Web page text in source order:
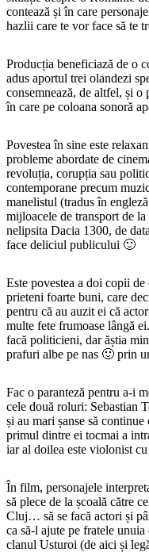
contează și în care
hazlii care te vor face să te
Producția beneficiază de o
adus aportul trei olandezi
consemnează, de altfel, și
în care pe coloana sonoră
Povestea în sine este
probleme abordate de
revoluția, corupția sau
contemporane precum
manelistul (tradus în
mijloacele de transport de
nelipsita Dacia 1300, de
face deliciul publicului 🙂
Este povestea a doi copii
prieteni foarte buni, care
pentru că au auzit ei că
multe fete frumoase lângă
facă politicieni, dar ăștia
prafuri albe pe nas 🙂 prin
Fac o paranteză pentru a-i
cele două roluri: Sebastian
și au mari șanse să continue
primul dintre ei tocmai a
iar al doilea este violonist
În film, personajele
să plece de la școală către
Cluj… să se facă actori și
ca să-l ajute pe fratele unuia
clanul Usturoi (de aici și